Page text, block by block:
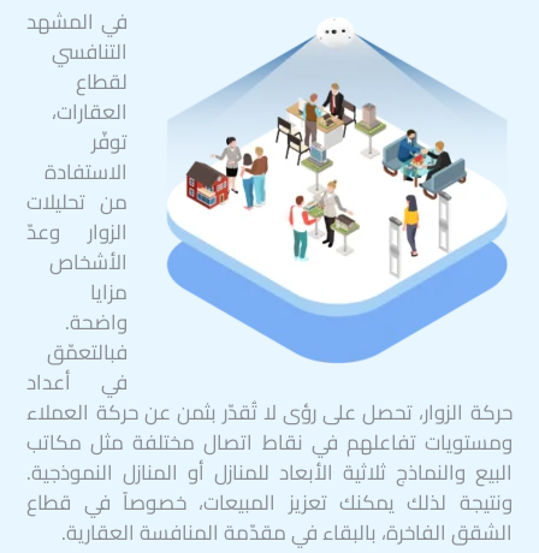
في المشهد
التنافسي
لقطاع
العقارات،
توفّر
الاستفادة
من تحليلات
الزوار وعدّ
الأشخاص
مزايا
واضحة.
فبالتعمّق
في أعداد
حركة الزوار، تحصل على رؤى لا تُقدّر بثمن عن حركة العملاء
ومستويات تفاعلهم في نقاط اتصال مختلفة مثل مكاتب
البيع والنماذج ثلاثية الأبعاد للمنازل أو المنازل النموذجية.
ونتيجة لذلك يمكنك تعزيز المبيعات، خصوصاً في قطاع
الشقق الفاخرة، بالبقاء في مقدّمة المنافسة العقارية.